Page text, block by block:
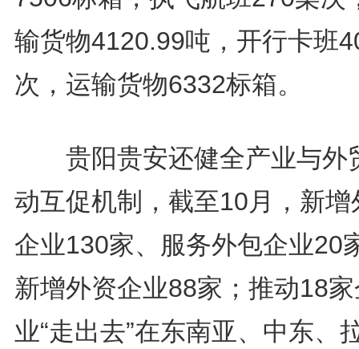
输货物4120.99吨，开行卡班
次，运输货物6332标箱。
贵阳贵安还健全产业与外
动互促机制，截至10月，新增
企业130家、服务外包企业20
新增外资企业88家；推动18
业“走出去”在东南亚、中东、